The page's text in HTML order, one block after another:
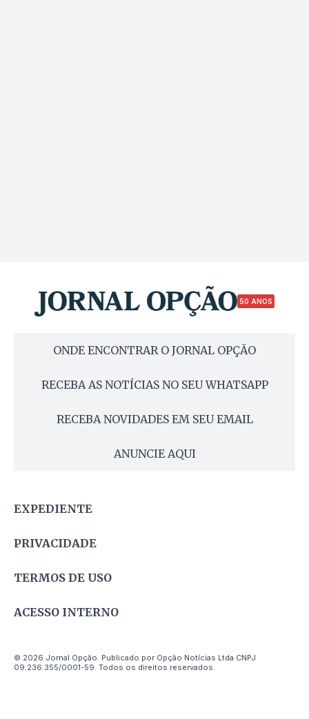
50 ANOS
ONDE ENCONTRAR O JORNAL OPÇÃO
RECEBA AS NOTÍCIAS NO SEU WHATSAPP
RECEBA NOVIDADES EM SEU EMAIL
ANUNCIE AQUI
EXPEDIENTE
PRIVACIDADE
TERMOS DE USO
ACESSO INTERNO
© 2026 Jornal Opção. Publicado por Opção Notícias Ltda CNPJ
09.236.355/0001-59. Todos os direitos reservados.